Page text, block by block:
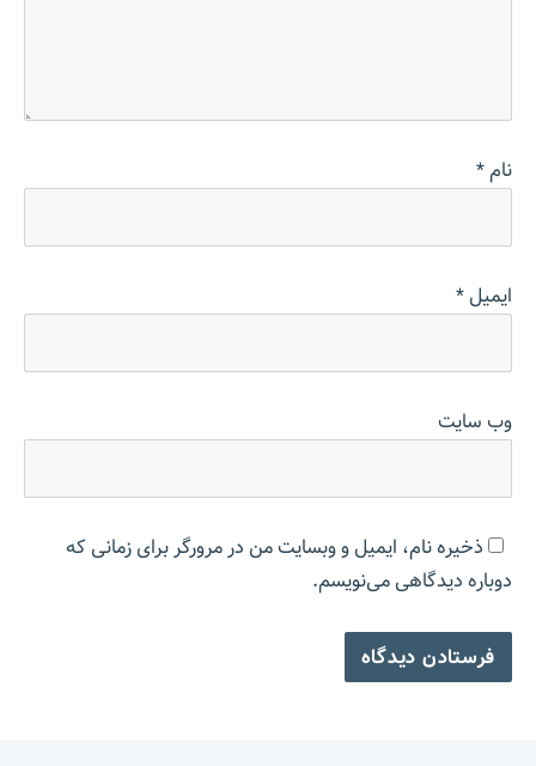
نام*
ایمیل*
وب‌ سایت
ذخیره نام، ایمیل و وبسایت من در مرورگر برای زمانی که
دوباره دیدگاهی می‌نویسم.